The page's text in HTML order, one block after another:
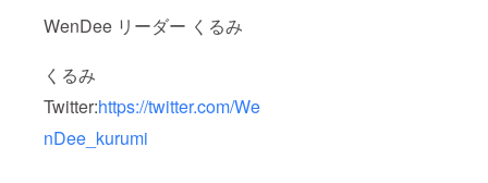
WenDee リーダー くるみ
くるみ
Twitter:https://twitter.com/We
nDee_kurumi